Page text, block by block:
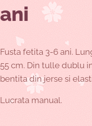
ani
Fusta fetita 3-6 ani.
55 cm. Din tulle dublu
bentita din jerse si
Lucrata manual.